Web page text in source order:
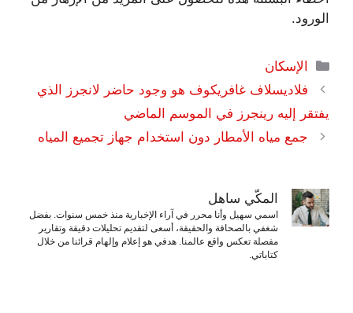
الورود.
التصنيفات
الإسكان
فلاديسلاف غافريكوف هو وجود حاضر لانجرز الذي
يفتقر إليه رينجرز في الموسم الماضي
جمع مياه الأمطار دون استخدام جهاز تجميع المياه
المكّي ساهل
اسمي سهيل وأنا محرر في آراء الإخبارية منذ خمس سنوات. بفضل
شغفي بالصحافة والحقيقة، أسعى لتقديم تحليلات دقيقة وتقارير
مفصلة تعكس واقع عالمنا. هدفي هو إعلام وإلهام قرائنا من خلال
كتاباتي.